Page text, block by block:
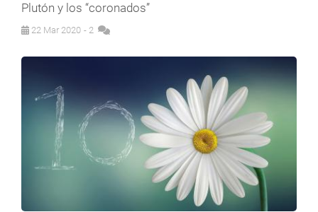
Plutón y los “coronados”
22 Mar 2020 - 2